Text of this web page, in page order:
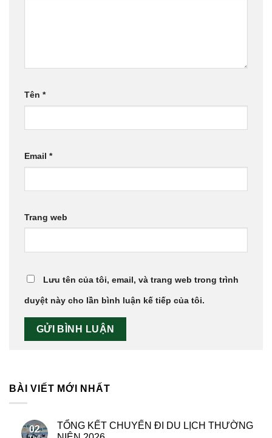
Tên *
Email *
Trang web
Lưu tên của tôi, email, và trang web trong trình
duyệt này cho lần bình luận kế tiếp của tôi.
BÀI VIẾT MỚI NHẤT
02
TỔNG KẾT CHUYẾN ĐI DU LỊCH THƯỜNG